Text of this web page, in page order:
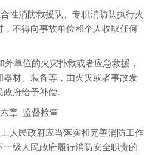
性消防救援队、专职消防队执行火
不得向事故单位和个人收取任何
单位的火灾扑救或者应急救援，
材、装备等，由火灾或者事故发
府给予补偿。
章 监督检查
人民政府应当落实和完善消防工作
级人民政府履行消防安全职责的